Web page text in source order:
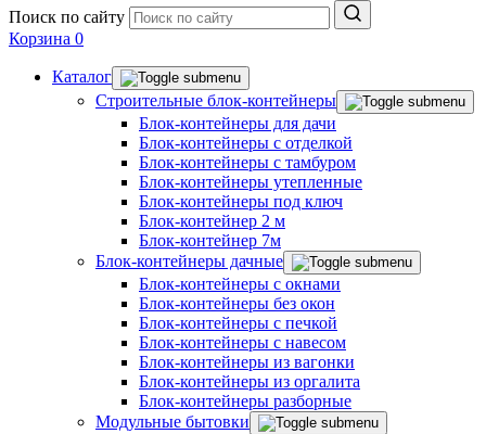
Поиск по сайту
Корзина 0
Каталог
Строительные блок-контейнеры
Блок-контейнеры для дачи
Блок-контейнеры с отделкой
Блок-контейнеры с тамбуром
Блок-контейнеры утепленные
Блок-контейнеры под ключ
Блок-контейнер 2 м
Блок-контейнер 7м
Блок-контейнеры дачные
Блок-контейнеры с окнами
Блок-контейнеры без окон
Блок-контейнеры с печкой
Блок-контейнеры с навесом
Блок-контейнеры из вагонки
Блок-контейнеры из оргалита
Блок-контейнеры разборные
Модульные бытовки